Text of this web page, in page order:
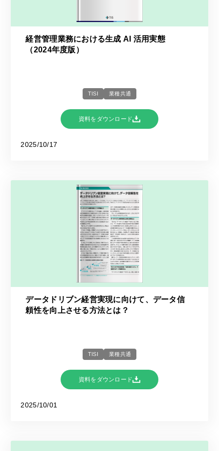
経営管理業務における生成 AI 活用実態
（2024年度版）
TISI 業種共通
資料をダウンロード
2025/10/17
データドリブン経営実現に向けて、データ信
頼性を向上させる方法とは？
TISI 業種共通
資料をダウンロード
2025/10/01